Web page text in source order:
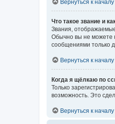
Вернуться к началу
Что такое звание и
Звания,
Обычно вы не можете
сообщениями только
Вернуться к началу
Когда я щёлкаю по
Только
возможность. Это
Вернуться к началу